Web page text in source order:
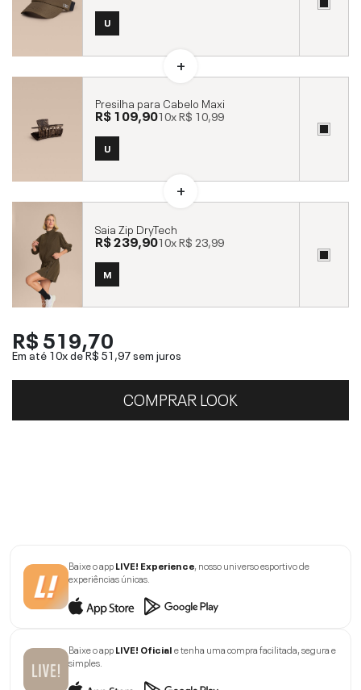
U
Presilha para Cabelo Maxi
R$ 109,9010xR$ 10,99
U
Saia Zip DryTech
R$ 239,9010xR$ 23,99
M
R$ 519,70
Em até 10x deR$ 51,97sem juros
COMPRAR LOOK
Baixe o appLIVE! Experience, nosso universo esportivo de
experiências únicas.
Baixe o appLIVE! Oficiale tenha uma compra facilitada, segura e
simples.